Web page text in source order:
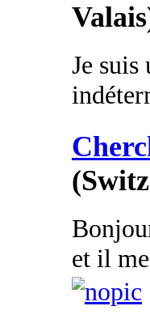
Je suis
et il